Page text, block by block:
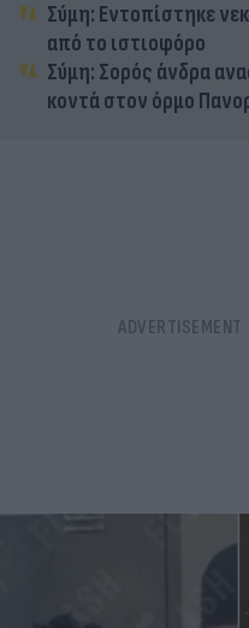
Σύμη: Εντοπίστηκε
από το ιστιοφόρο
Σύμη: Σορός άνδρα
κοντά στον όρμο